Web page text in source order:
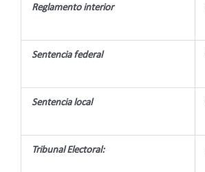
Reglamento interior
Sentencia federal
Sentencia local
Tribunal Electoral: